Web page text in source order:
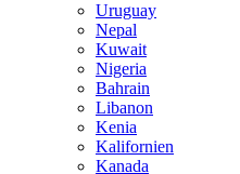
Uruguay
Nepal
Kuwait
Nigeria
Bahrain
Libanon
Kenia
Kalifornien
Kanada